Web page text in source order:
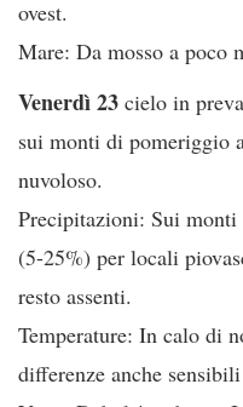
ovest.
Mare: Da mosso a poco
Venerdì 23 cielo in
sui monti di pomeriggio
nuvoloso.
Precipitazioni: Sui
(5-25%) per locali
resto assenti.
Temperature: In calo di
differenze anche